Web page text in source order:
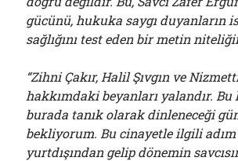
gücünü, hukuka saygı duyanların
sağlığını test eden bir metin
“Zihni Çakır, Halil Şıvgın ve
hakkımdaki beyanları yalandır.
burada tanık olarak dinleneceği
bekliyorum. Bu cinayetle ilgili adım
yurtdışından gelip dönemin